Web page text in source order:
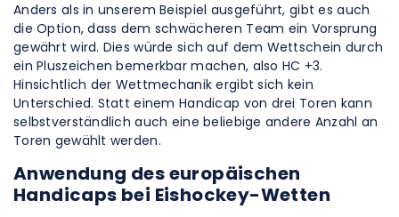
Anders als in unserem Beispiel ausgeführt, gibt es auch
die Option, dass dem schwächeren Team ein Vorsprung
gewährt wird. Dies würde sich auf dem Wettschein durch
ein Pluszeichen bemerkbar machen, also HC +3.
Hinsichtlich der Wettmechanik ergibt sich kein
Unterschied. Statt einem Handicap von drei Toren kann
selbstverständlich auch eine beliebige andere Anzahl an
Toren gewählt werden.
Anwendung des europäischen
Handicaps bei Eishockey-Wetten